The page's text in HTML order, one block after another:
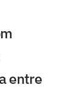
entre